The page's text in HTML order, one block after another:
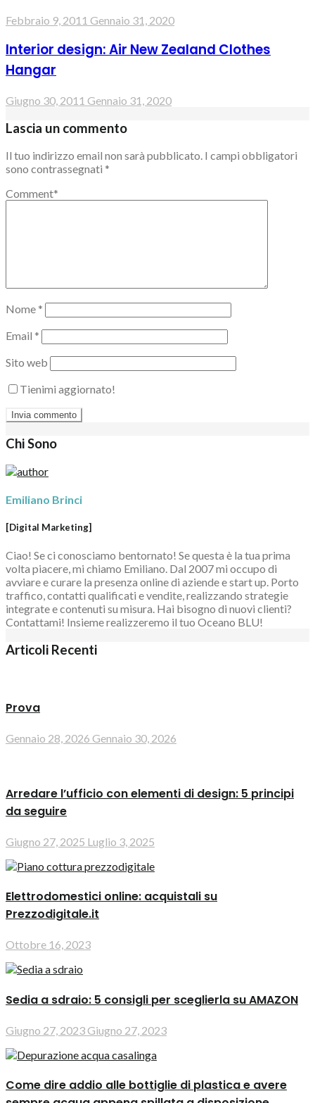
Febbraio 9, 2011 Gennaio 31, 2020
Interior design: Air New Zealand Clothes
Hangar
Giugno 30, 2011 Gennaio 31, 2020
Lascia un commento
Il tuo indirizzo email non sarà pubblicato. I campi obbligatori
sono contrassegnati *
Comment*
Nome *
Email *
Sito web
Tienimi aggiornato!
Chi Sono
Emiliano Brinci
[Digital Marketing]
Ciao! Se ci conosciamo bentornato! Se questa è la tua prima
volta piacere, mi chiamo Emiliano. Dal 2007 mi occupo di
avviare e curare la presenza online di aziende e start up. Porto
traffico, contatti qualificati e vendite, realizzando strategie
integrate e contenuti su misura. Hai bisogno di nuovi clienti?
Contattami! Insieme realizzeremo il tuo Oceano BLU!
Articoli Recenti
Prova
Gennaio 28, 2026 Gennaio 30, 2026
Arredare l’ufficio con elementi di design: 5 principi
da seguire
Giugno 27, 2025 Luglio 3, 2025
Elettrodomestici online: acquistali su
Prezzodigitale.it
Ottobre 16, 2023
Sedia a sdraio: 5 consigli per sceglierla su AMAZON
Giugno 27, 2023Giugno 27, 2023
Come dire addio alle bottiglie di plastica e avere